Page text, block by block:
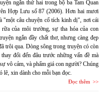
ngắn thứ hai trong bộ ba Tam Quan
Hợp Lưu số 87 (2006). Hơn hai mươi
"một câu chuyện cổ tích kinh dị", nơi cái
của môi trường, sự tha hóa của con
ngắn đầy chất thơ, nhưng càng đẹp
trôi qua. Dòng sông trong truyện có còn
đổi đến đâu trước những vấn đề mà
vô cảm, và phẩm giá con người? Chúng
lẽ, xin dành cho mỗi bạn đọc.
Đọc thêm